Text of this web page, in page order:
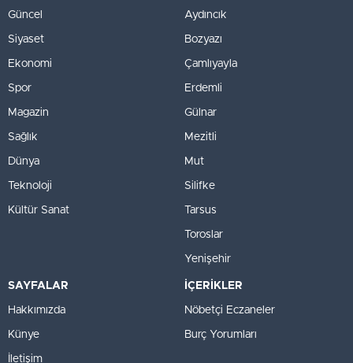
Güncel
Siyaset
Ekonomi
Spor
Magazin
Sağlık
Dünya
Teknoloji
Kültür Sanat
Aydıncık
Bozyazı
Çamlıyayla
Erdemli
Gülnar
Mezitli
Mut
Silifke
Tarsus
Toroslar
Yenişehir
SAYFALAR
Hakkımızda
Künye
İletişim
İÇERİKLER
Nöbetçi Eczaneler
Burç Yorumları